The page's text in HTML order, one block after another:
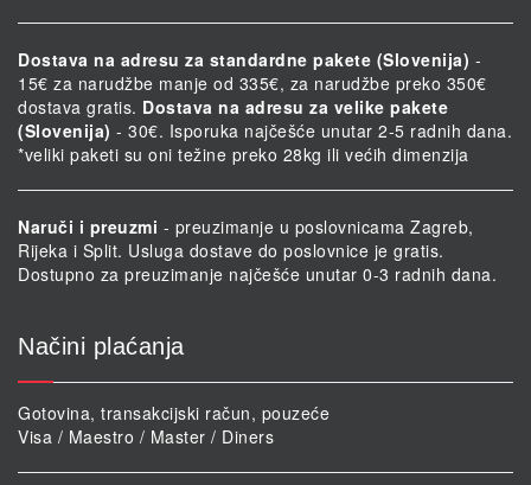
Dostava na adresu za standardne pakete (Slovenija) -
15€ za narudžbe manje od 335€, za narudžbe preko 350€
dostava gratis. Dostava na adresu za velike pakete
(Slovenija) - 30€. Isporuka najčešće unutar 2-5 radnih dana.
*veliki paketi su oni težine preko 28kg ili većih dimenzija
Naruči i preuzmi - preuzimanje u poslovnicama Zagreb,
Rijeka i Split. Usluga dostave do poslovnice je gratis.
Dostupno za preuzimanje najčešće unutar 0-3 radnih dana.
Načini plaćanja
Gotovina, transakcijski račun, pouzeće
Visa / Maestro / Master / Diners